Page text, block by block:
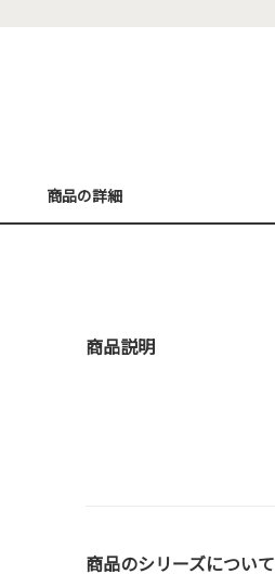
商品の詳細
商品説明
商品のシリーズについて